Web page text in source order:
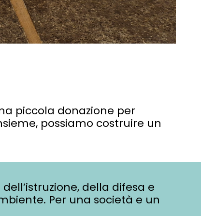
piccola donazione per
possiamo costruire un
della difesa e
Per una società e un